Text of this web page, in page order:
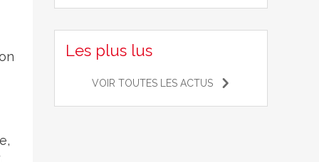
Les plus lus
VOIR TOUTES LES ACTUS